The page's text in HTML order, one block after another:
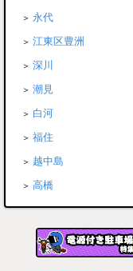
永代
江東区豊洲
深川
潮見
白河
福住
越中島
高橋